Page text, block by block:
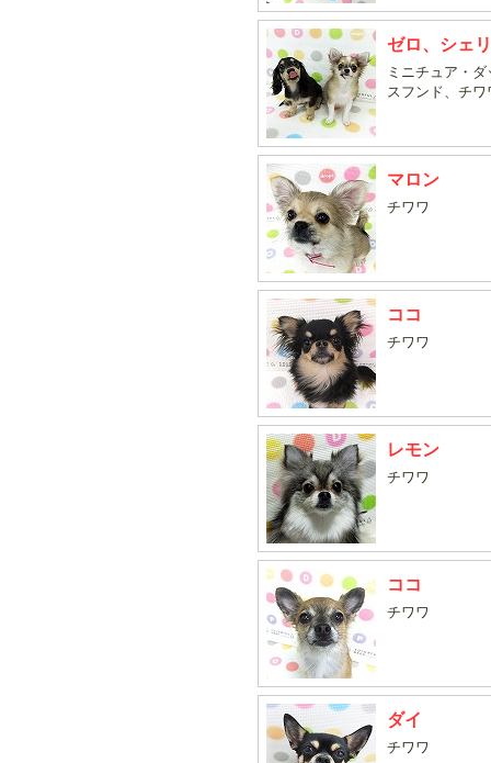
ゼロ、シェ
ミニチュア・ダ
スフンド、チワ
マロン
チワワ
ココ
チワワ
レモン
チワワ
ココ
チワワ
ダイ
チワワ